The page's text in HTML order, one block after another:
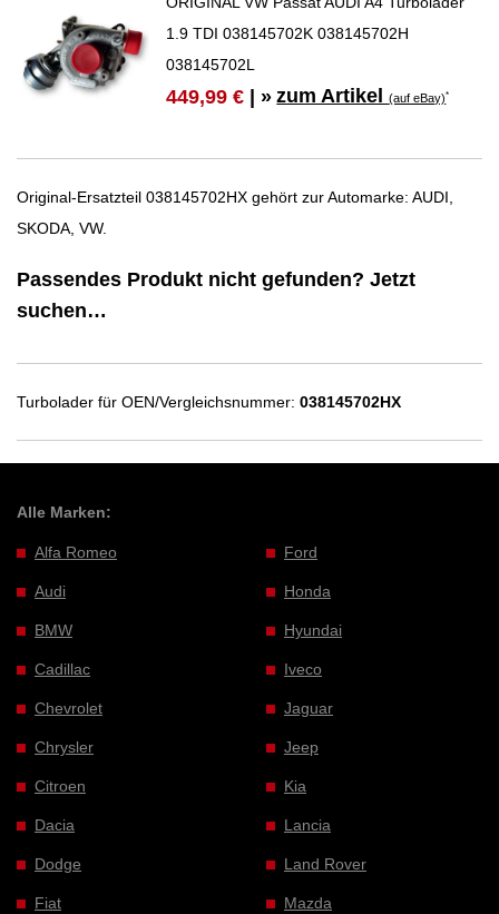
1.9 TDI 038145702K 038145702H
038145702L
449,99 € | » zum Artikel(auf eBay)*
Original-Ersatzteil 038145702HX gehört zur Automarke: AUDI,
SKODA, VW.
Passendes Produkt nicht gefunden? Jetzt
suchen…
Turbolader für OEN/Vergleichsnummer: 038145702HX
Alle Marken:
Alfa Romeo
Audi
BMW
Cadillac
Chevrolet
Chrysler
Citroen
Dacia
Dodge
Fiat
Ford
Honda
Hyundai
Iveco
Jaguar
Jeep
Kia
Lancia
Land Rover
Mazda